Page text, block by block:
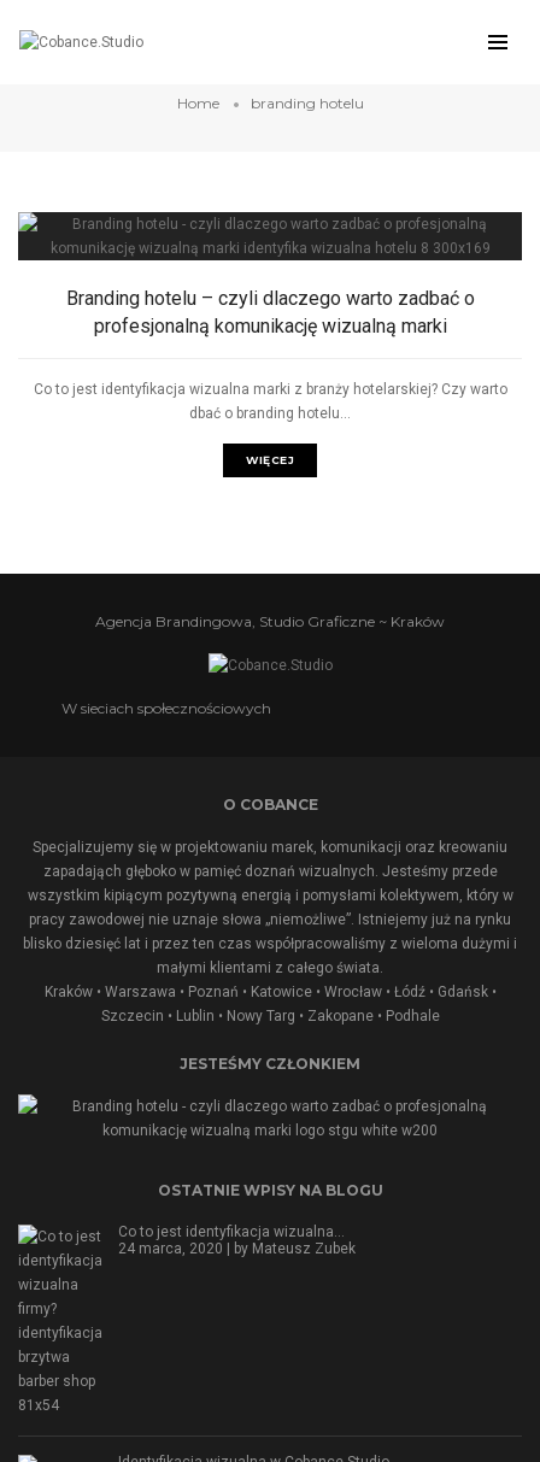
Home branding hotelu
Branding hotelu – czyli dlaczego warto zadbać o
profesjonalną komunikację wizualną marki
Co to jest identyfikacja wizualna marki z branży hotelarskiej? Czy warto
dbać o branding hotelu...
WIĘCEJ
Agencja Brandingowa, Studio Graficzne ~ Kraków
W sieciach społecznościowych
O COBANCE
Specjalizujemy się w projektowaniu marek, komunikacji oraz kreowaniu
zapadająch głęboko w pamięć doznań wizualnych. Jesteśmy przede
wszystkim kipiącym pozytywną energią i pomysłami kolektywem, który w
pracy zawodowej nie uznaje słowa „niemożliwe”. Istniejemy już na rynku
blisko dziesięć lat i przez ten czas współpracowaliśmy z wieloma dużymi i
małymi klientami z całego świata.
Kraków • Warszawa • Poznań • Katowice • Wrocław • Łódź • Gdańsk •
Szczecin • Lublin • Nowy Targ • Zakopane• Podhale
JESTEŚMY CZŁONKIEM
OSTATNIE WPISY NA BLOGU
Co to jest identyfikacja wizualna…
24 marca, 2020 | by Mateusz Zubek